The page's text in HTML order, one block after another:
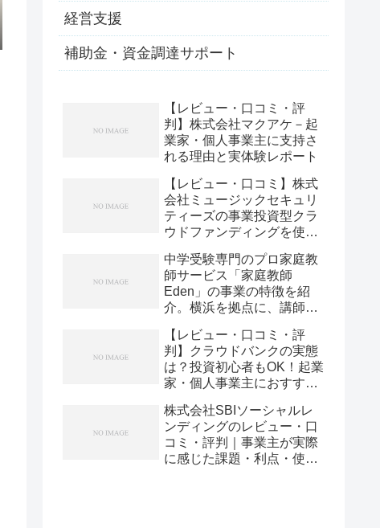
経営支援
補助金・資金調達サポート
【レビュー・口コミ・評
判】株式会社マクアケ－起
業家・個人事業主に支持さ
れる理由と実体験レポート
【レビュー・口コミ】株式
会社ミュージックセキュリ
ティーズの事業投資型クラ
ウドファンディングを使っ
中学受験専門のプロ家庭教
師サービス「家庭教師
Eden」の事業の特徴を紹
介。横浜を拠点に、講師採
徒・全講師の管理で「絞り
込む」やり方とは
【レビュー・口コミ・評
判】クラウドバンクの実態
は？投資初心者もOK！起業
家・個人事業主におすすめ
株式会社SBIソーシャルレ
ンディングのレビュー・口
コミ・評判｜事業主が実際
に感じた課題・利点・使い